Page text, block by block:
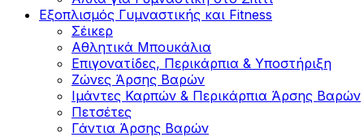
Εξοπλισμός Γυμναστικής και Fitness
Σέικερ
Αθλητικά Μπουκάλια
Επιγονατίδες, Περικάρπια & Υποστήριξη
Ζώνες Άρσης Βαρών
Ιμάντες Καρπών & Περικάρπια Άρσης Βαρών
Πετσέτες
Γάντια Άρσης Βαρών